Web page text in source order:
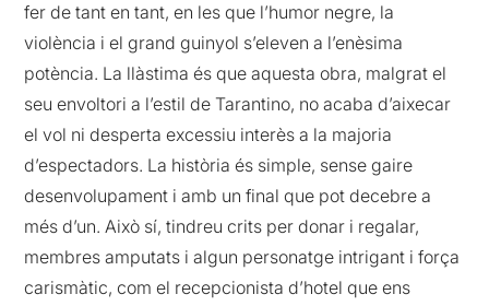
fer de tant en tant, en les que l’humor negre, la
violència i el grand guinyol s’eleven a l’enèsima
potència. La llàstima és que aquesta obra, malgrat el
seu envoltori a l’estil de Tarantino, no acaba d’aixecar
el vol ni desperta excessiu interès a la majoria
d’espectadors. La història és simple, sense gaire
desenvolupament i amb un final que pot decebre a
més d’un. Això sí, tindreu crits per donar i regalar,
membres amputats i algun personatge intrigant i força
carismàtic, com el recepcionista d’hotel que ens